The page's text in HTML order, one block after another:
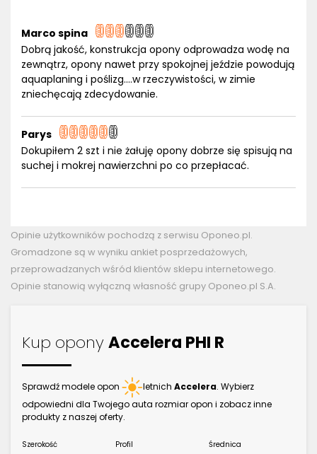
Marco spina
Dobrą jakość, konstrukcja opony odprowadza wodę na
zewnątrz, opony nawet przy spokojnej jeździe powodują
aquaplaning i poślizg....w rzeczywistości, w zimie
zniechęcają zdecydowanie.
Parys
Dokupiłem 2 szt i nie żałuję opony dobrze się spisują na
suchej i mokrej nawierzchni po co przepłacać.
Opinie użytkowników pochodzą z serwisu Oponeo.pl.
Gromadzone są w wyniku ankiet posprzedażowych,
przeprowadzanych wśród klientów sklepu internetowego.
Opinie stanowią wyłączną własność grupy Oponeo.pl S.A.
Kup oponyAccelera PHI R
Sprawdź modele opon letnich Accelera. Wybierz
odpowiedni dla Twojego auta rozmiar opon i zobacz inne
produkty z naszej oferty.
Szerokość Profil Średnica